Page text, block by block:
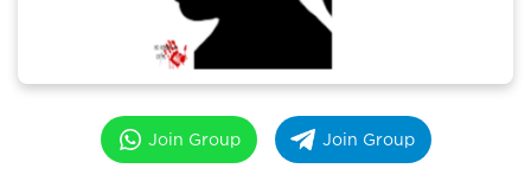
Join Group Join Group